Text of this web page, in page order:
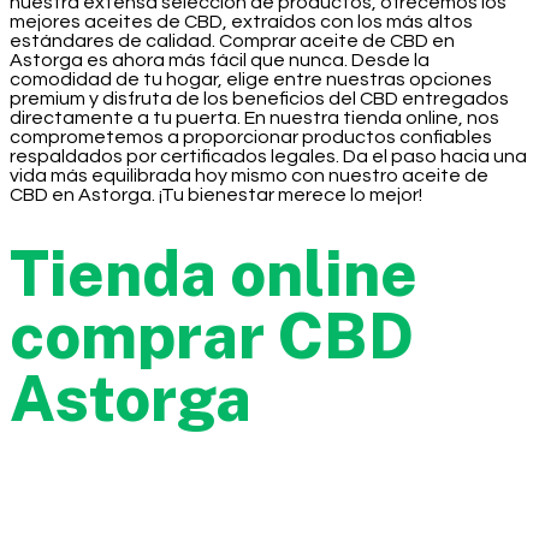
mejores aceites de CBD, extraídos con los más altos
estándares de calidad. Comprar aceite de CBD en
Astorga es ahora más fácil que nunca. Desde la
comodidad de tu hogar, elige entre nuestras opciones
premium y disfruta de los beneficios del CBD entregados
directamente a tu puerta. En nuestra tienda online, nos
comprometemos a proporcionar productos confiables
respaldados por certificados legales. Da el paso hacia una
vida más equilibrada hoy mismo con nuestro aceite de
CBD en Astorga. ¡Tu bienestar merece lo mejor!
Tienda online
comprar CBD
Astorga